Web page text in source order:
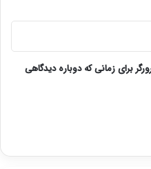
برای زمانی که دوباره دیدگاهی